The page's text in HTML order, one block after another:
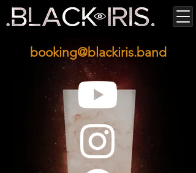
booking@blackiris.band